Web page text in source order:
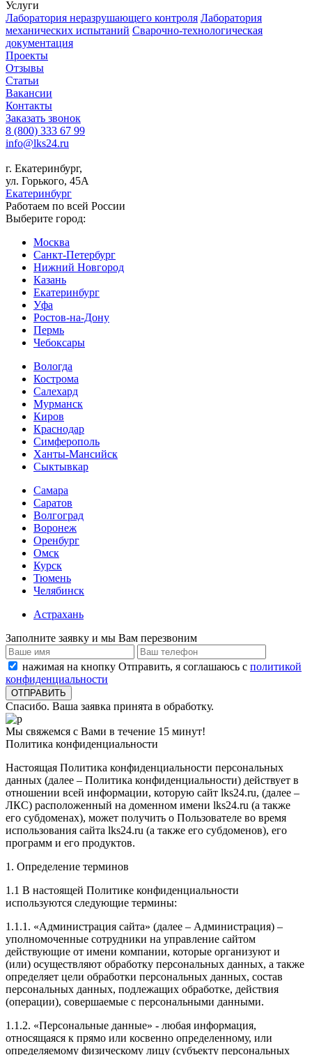
Услуги
Лаборатория неразрушающего контроля Лаборатория
механических испытаний Сварочно-технологическая
документация
Проекты
Отзывы
Статьи
Вакансии
Контакты
Заказать звонок
8 (800) 333 67 99
info@lks24.ru
г. Екатеринбург,
ул. Горького, 45А
Екатеринбург
Работаем по всей России
Выберите город:
Москва
Санкт-Петербург
Нижний Новгород
Казань
Екатеринбург
Уфа
Ростов-на-Дону
Пермь
Чебоксары
Вологда
Кострома
Салехард
Мурманск
Киров
Краснодар
Симферополь
Ханты-Мансийск
Сыктывкар
Самара
Саратов
Волгоград
Воронеж
Оренбург
Омск
Курск
Тюмень
Челябинск
Астрахань
Заполните заявку и мы Вам перезвоним
нажимая на кнопку Отправить, я соглашаюсь с политикой
конфиденциальности
Спасибо. Ваша заявка принята в обработку.
Мы свяжемся с Вами в течение 15 минут!
Политика конфиденциальности
Настоящая Политика конфиденциальности персональных
данных (далее – Политика конфиденциальности) действует в
отношении всей информации, которую сайт lks24.ru, (далее –
ЛКС) расположенный на доменном имени lks24.ru (а также
его субдоменах), может получить о Пользователе во время
использования сайта lks24.ru (а также его субдоменов), его
программ и его продуктов.
1. Определение терминов
1.1 В настоящей Политике конфиденциальности
используются следующие термины:
1.1.1. «Администрация сайта» (далее – Администрация) –
уполномоченные сотрудники на управление сайтом
действующие от имени компании, которые организуют и
(или) осуществляют обработку персональных данных, а также
определяет цели обработки персональных данных, состав
персональных данных, подлежащих обработке, действия
(операции), совершаемые с персональными данными.
1.1.2. «Персональные данные» - любая информация,
относящаяся к прямо или косвенно определенному, или
определяемому физическому лицу (субъекту персональных